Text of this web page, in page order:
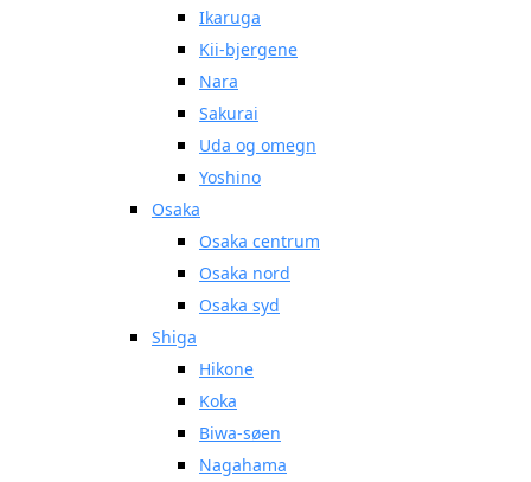
Ikaruga
Kii-bjergene
Nara
Sakurai
Uda og omegn
Yoshino
Osaka
Osaka centrum
Osaka nord
Osaka syd
Shiga
Hikone
Koka
Biwa-søen
Nagahama